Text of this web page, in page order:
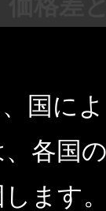
国に
各国
ます